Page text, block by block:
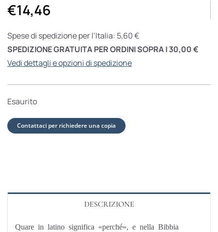
€14,46
Spese di spedizione per l’Italia: 5,60 €
SPEDIZIONE GRATUITA PER ORDINI SOPRA I 30,00 €
Vedi dettagli e opzioni di spedizione
Esaurito
Contattaci per richiedere una copia
DESCRIZIONE
Quare in latino significa «perché», e nella Bibbia